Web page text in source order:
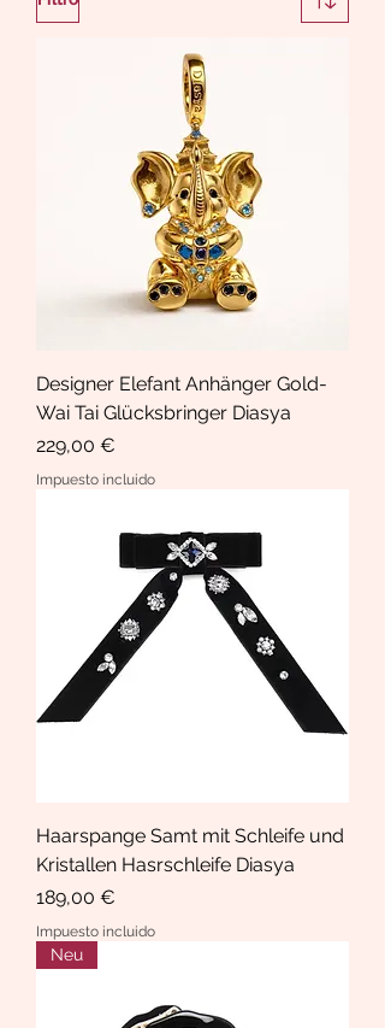
Designer Elefant Anhänger Gold-
Wai Tai Glücksbringer Diasya
Precio
229,00 €
Impuesto incluido
Haarspange Samt mit Schleife und
Kristallen Hasrschleife Diasya
Precio
189,00 €
Impuesto incluido
Neu